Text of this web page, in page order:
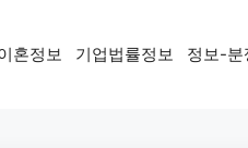
혼정보 기업법률정보 정보-분